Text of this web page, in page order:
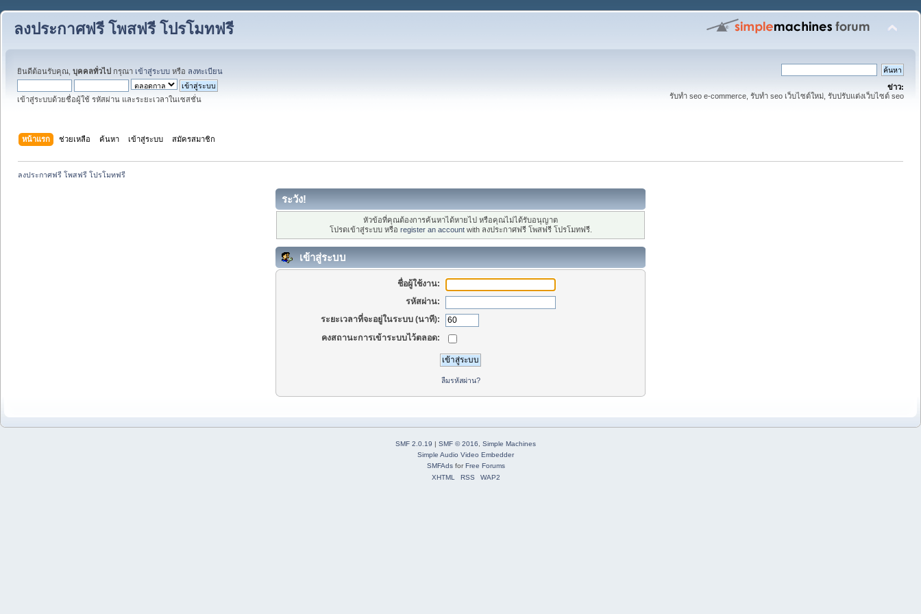
ลงประกาศฟรี โพสฟรี โปรโมทฟรี
ยินดีต้อนรับคุณ, บุคคลทั่วไป กรุณา เข้าสู่ระบบ หรือ ลงทะเบียน
เข้าสู่ระบบด้วยชื่อผู้ใช้ รหัสผ่าน และระยะเวลาในเซสชั่น
ข่าว:
รับทำ seo e-commerce, รับทำ seo เว็บไซต์ใหม่, รับปรับแต่งเว็บไซต์ seo
หน้าแรก ช่วยเหลือ ค้นหา เข้าสู่ระบบ สมัครสมาชิก
ลงประกาศฟรี โพสฟรี โปรโมทฟรี
ระวัง!
หัวข้อที่คุณต้องการค้นหาได้หายไป หรือคุณไม่ได้รับอนุญาต
โปรดเข้าสู่ระบบ หรือ register an accountwith ลงประกาศฟรี โพสฟรี โปรโมทฟรี.
เข้าสู่ระบบ
ชื่อผู้ใช้งาน:
รหัสผ่าน:
ระยะเวลาที่จะอยู่ในระบบ (นาที):
คงสถานะการเข้าระบบไว้ตลอด:
ลืมรหัสผ่าน?
SMF 2.0.19 | SMF © 2016
Simple Machines
Simple Audio Video Embedder
SMFAdsforFree Forums
XHTML
RSS WAP2